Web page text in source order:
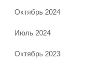
Октябрь 2024
Июль 2024
Октябрь 2023